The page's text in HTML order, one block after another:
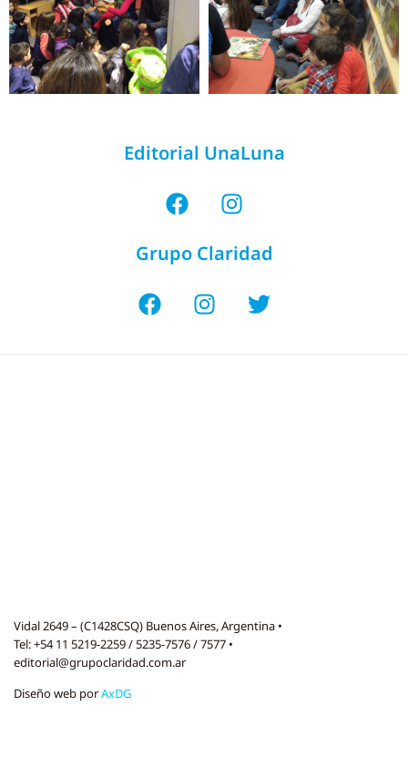
Editorial UnaLuna
Grupo Claridad
Vidal 2649 – (C1428CSQ) Buenos Aires, Argentina •
Tel: +54 11 5219-2259 / 5235-7576 / 7577 •
editorial@grupoclaridad.com.ar
Diseño web porAxDG